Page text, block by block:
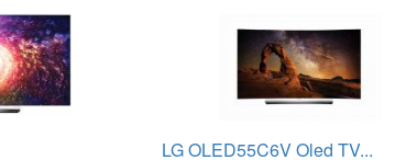
LG OLED55C6V Oled TV...